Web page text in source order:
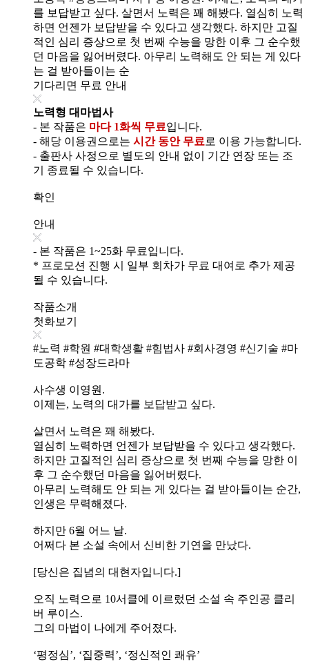
를 보답받고 싶다. 살면서 노력은 꽤 해봤다. 열심히 노력
하면 언젠가 보답받을 수 있다고 생각했다. 하지만 고질
적인 심리 증상으로 첫 번째 수능을 망한 이후 그 순수했
던 마음을 잃어버렸다. 아무리 노력해도 안 되는 게 있다
는 걸 받아들이는 순
기다리면 무료 안내
노력형 대마법사
- 본 작품은 마다 1화씩 무료입니다.
- 해당 이용권으로는 시간 동안 무료 로 이용 가능합니다.
- 출판사 사정으로 별도의 안내 없이 기간 연장 또는 조
기 종료될 수 있습니다.
확인
안내
- 본 작품은 1~25화 무료입니다.
* 프로모션 진행 시 일부 회차가 무료 대여로 추가 제공
될 수 있습니다.
작품소개
첫화보기
#노력 #학원 #대학생활 #힘법사 #회사경영 #신기술 #마
도공학 #성장드라마
사수생 이영원.
이제는, 노력의 대가를 보답받고 싶다.
살면서 노력은 꽤 해봤다.
열심히 노력하면 언젠가 보답받을 수 있다고 생각했다.
하지만 고질적인 심리 증상으로 첫 번째 수능을 망한 이
후 그 순수했던 마음을 잃어버렸다.
아무리 노력해도 안 되는 게 있다는 걸 받아들이는 순간,
인생은 무력해졌다.
하지만 6월 어느 날.
어쩌다 본 소설 속에서 신비한 기연을 만났다.
[당신은 집념의 대현자입니다.]
오직 노력으로 10서클에 이르렀던 소설 속 주인공 클리
버 루이스.
그의 마법이 나에게 주어졌다.
‘평정심’, ‘집중력’, ‘정신적인 쾌유’